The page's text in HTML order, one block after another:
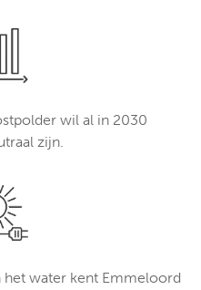
wil al in 2030
zijn.
het water kent Emmeloord